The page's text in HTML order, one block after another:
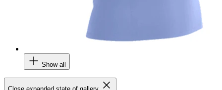
Show all